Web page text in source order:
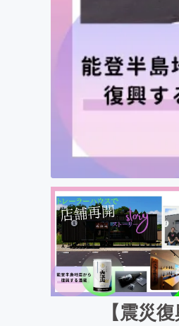
【震災